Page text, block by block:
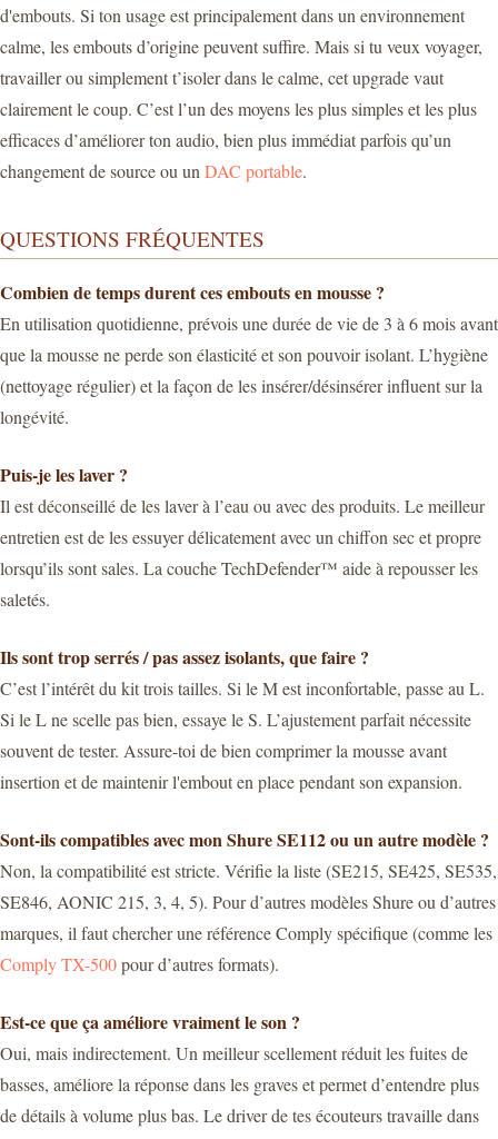
d'embouts. Si ton usage est principalement dans un environnement
calme, les embouts d’origine peuvent suffire. Mais si tu veux voyager,
travailler ou simplement t’isoler dans le calme, cet upgrade vaut
clairement le coup. C’est l’un des moyens les plus simples et les plus
efficaces d’améliorer ton audio, bien plus immédiat parfois qu’un
changement de source ou un DAC portable.
QUESTIONS FRÉQUENTES
Combien de temps durent ces embouts en mousse ?
En utilisation quotidienne, prévois une durée de vie de 3 à 6 mois avant
que la mousse ne perde son élasticité et son pouvoir isolant. L’hygiène
(nettoyage régulier) et la façon de les insérer/désinsérer influent sur la
longévité.
Puis-je les laver ?
Il est déconseillé de les laver à l’eau ou avec des produits. Le meilleur
entretien est de les essuyer délicatement avec un chiffon sec et propre
lorsqu’ils sont sales. La couche TechDefender™ aide à repousser les
saletés.
Ils sont trop serrés / pas assez isolants, que faire ?
C’est l’intérêt du kit trois tailles. Si le M est inconfortable, passe au L.
Si le L ne scelle pas bien, essaye le S. L’ajustement parfait nécessite
souvent de tester. Assure-toi de bien comprimer la mousse avant
insertion et de maintenir l'embout en place pendant son expansion.
Sont-ils compatibles avec mon Shure SE112 ou un autre modèle ?
Non, la compatibilité est stricte. Vérifie la liste (SE215, SE425, SE535,
SE846, AONIC 215, 3, 4, 5). Pour d’autres modèles Shure ou d’autres
marques, il faut chercher une référence Comply spécifique (comme les
Comply TX-500pour d’autres formats).
Est-ce que ça améliore vraiment le son ?
Oui, mais indirectement. Un meilleur scellement réduit les fuites de
basses, améliore la réponse dans les graves et permet d’entendre plus
de détails à volume plus bas. Le driver de tes écouteurs travaille dans